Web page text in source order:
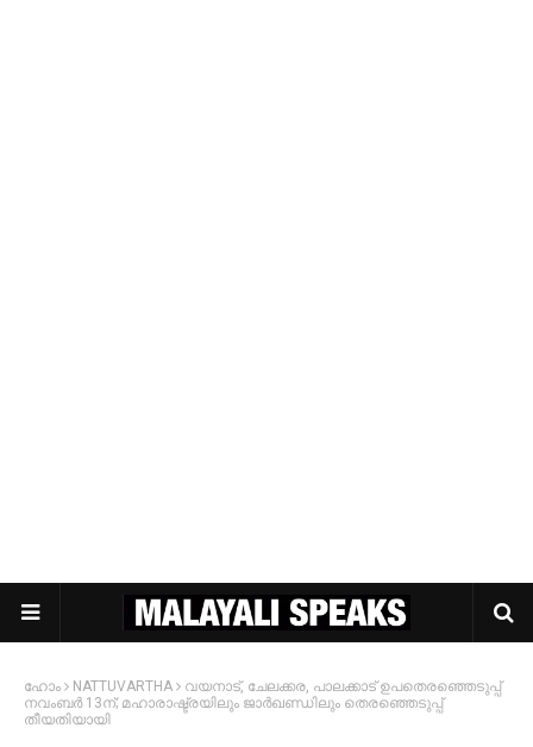
ഹോം NATTUVARTHA
വയനാട്, ചേലക്കര, പാലക്കാട് ഉപതെരഞ്ഞെടുപ്പ്
നവംബര്‍ 13ന്; മഹാരാഷ്ട്രയിലും ജാര്‍ഖണ്ഡിലും തെരഞ്ഞെടുപ്പ്
തീയതിയായി